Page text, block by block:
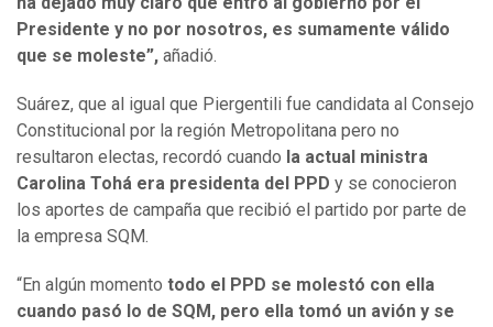
Presidente y no por nosotros, es sumamente válido
que se moleste”, añadió.
Suárez, que al igual que Piergentili fue candidata al Consejo
Constitucional por la región Metropolitana pero no
resultaron electas, recordó cuando la actual ministra
Carolina Tohá era presidenta del PPD y se conocieron
los aportes de campaña que recibió el partido por parte de
la empresa SQM.
“En algún momento todo el PPD se molestó con ella
cuando pasó lo de SQM, pero ella tomó un avión y se